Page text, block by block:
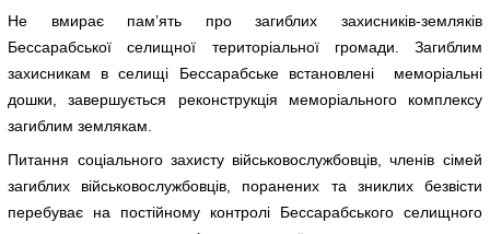
Не вмирає пам’ять про загиблих захисників-земляків
Бессарабської селищної територіальної громади. Загиблим
захисникам в селищі Бессарабське встановлені меморіальні
дошки, завершується реконструкція меморіального комплексу
загиблим землякам.
Питання соціального захисту військовослужбовців, членів сімей
загиблих військовослужбовців, поранених та зниклих безвісти
перебуває на постійному контролі Бессарабського селищного